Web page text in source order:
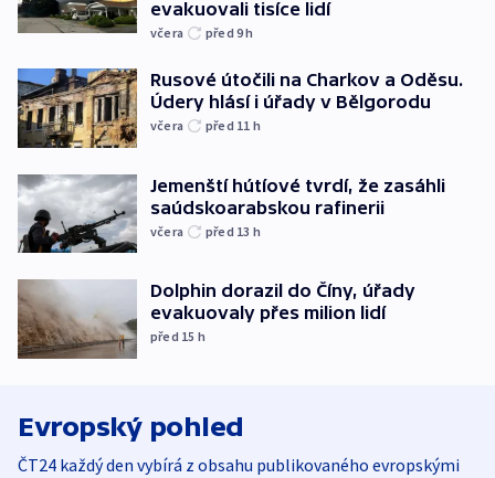
evakuovali tisíce lidí
včera před 9h
Rusové útočili na Charkov a Oděsu.
Údery hlásí i úřady v Bělgorodu
včera před 11 h
Jemenští hútíové tvrdí, že zasáhli
saúdskoarabskou rafinerii
včera před 13 h
Dolphin dorazil do Číny, úřady
evakuovaly přes milion lidí
před 15 h
Evropský pohled
ČT24 každý den vybírá z obsahu publikovaného evropskými